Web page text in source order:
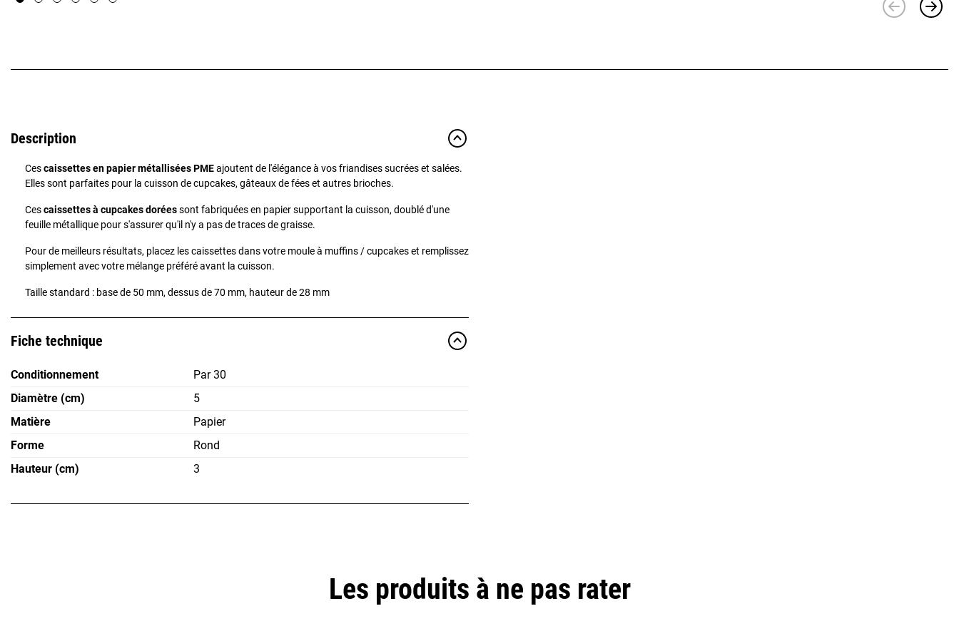
Description
Cescaissettes en papier métallisées PMEajoutent de l'élégance à vos friandises sucrées et salées.
Elles sont parfaites pour la cuisson de cupcakes, gâteaux de fées et autres brioches.
Cescaissettes à cupcakes doréessont fabriquées en papier supportant la cuisson, doublé d'une
feuille métallique pour s'assurer qu'il n'y a pas de traces de graisse.
Pour de meilleurs résultats, placez les caissettes dans votre moule à muffins / cupcakes et remplissez
simplement avec votre mélange préféré avant la cuisson.
Taille standard : base de 50 mm, dessus de 70 mm, hauteur de 28 mm
Fiche technique
Conditionnement
Par 30
Diamètre (cm)
5
Matière
Papier
Forme
Rond
Hauteur (cm)
3
Les produits à ne pas rater